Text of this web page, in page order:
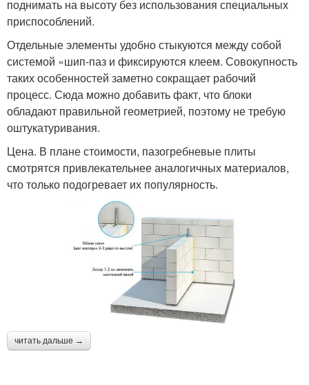
поднимать на высоту без использования специальных
приспособлений.
Отдельные элементы удобно стыкуются между собой
системой «шип-паз и фиксируются клеем. Совокупность
таких особенностей заметно сокращает рабочий
процесс. Сюда можно добавить факт, что блоки
обладают правильной геометрией, поэтому не требую
оштукатуривания.
Цена. В плане стоимости, пазогребневые плиты
смотрятся привлекательнее аналогичных материалов,
что только подогревает их популярность.
читать дальше →